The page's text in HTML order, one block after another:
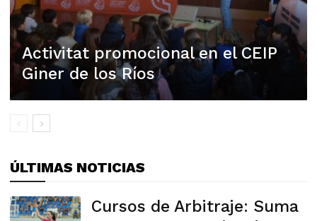
Activitat promocional en el CEIP
Giner de los Ríos
ÚLTIMAS NOTICIAS
Cursos de Arbitraje: Suma